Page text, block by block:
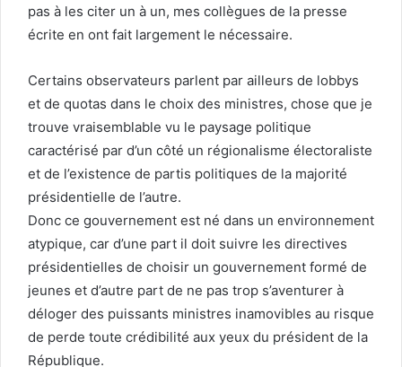
pas à les citer un à un, mes collègues de la presse
écrite en ont fait largement le nécessaire.
Certains observateurs parlent par ailleurs de lobbys
et de quotas dans le choix des ministres, chose que je
trouve vraisemblable vu le paysage politique
caractérisé par d’un côté un régionalisme électoraliste
et de l’existence de partis politiques de la majorité
présidentielle de l’autre.
Donc ce gouvernement est né dans un environnement
atypique, car d’une part il doit suivre les directives
présidentielles de choisir un gouvernement formé de
jeunes et d’autre part de ne pas trop s’aventurer à
déloger des puissants ministres inamovibles au risque
de perde toute crédibilité aux yeux du président de la
République.